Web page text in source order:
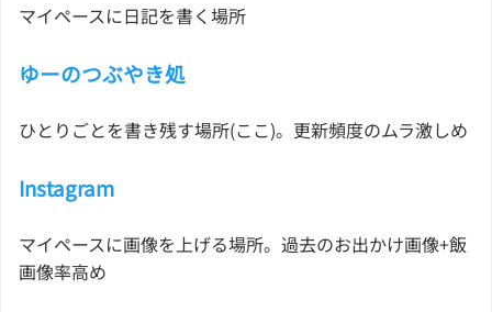
マイペースに日記を書く場所
ゆーのつぶやき処
ひとりごとを書き残す場所(ここ)。更新頻度のムラ激しめ
Instagram
マイペースに画像を上げる場所。過去のお出かけ画像+飯
画像率高め